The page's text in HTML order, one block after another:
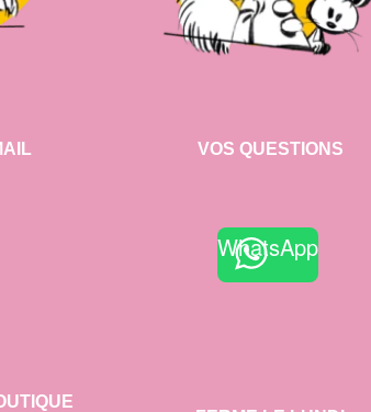
VOS QUESTIONS
WhatsApp